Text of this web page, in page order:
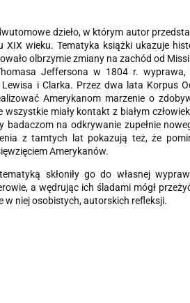
dzieło, w którym autor
XIX wieku. Tematyka książki ukazuje
olbrzymie zmiany na zachód od
Jeffersona w 1804 r.
i Clarka. Przez dwa lata Korpus
Amerykanom marzenie o
miały kontakt z białym
badaczom na odkrywanie zupełnie
z tamtych lat pokazują też, że
Amerykanów.
skłoniły go do własnej
a wędrując ich śladami mógł
w niej osobistych, autorskich refleksji.